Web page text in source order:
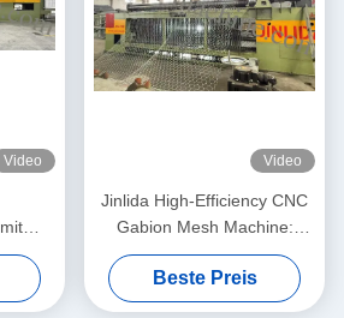
Video
5,3m
Video
Jinlida High-Efficiency CNC
Gabion Mesh Machine:
Perfect Combination of Fast
Output and Precision
Weaving to Boost
Beste Preis